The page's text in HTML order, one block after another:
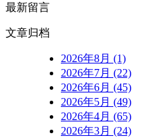
最新留言
文章归档
2026年8月 (1)
2026年7月 (22)
2026年6月 (45)
2026年5月 (49)
2026年4月 (65)
2026年3月 (24)